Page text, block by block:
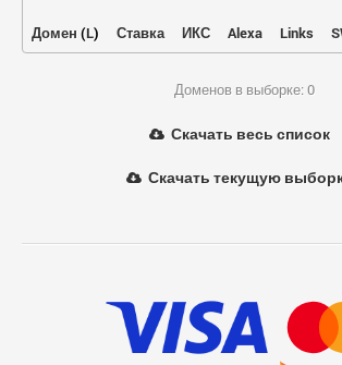
Домен (L) Ставка ИКС Alexa Links
Доменов в выборке: 0
Скачать весь список
Скачать текущую